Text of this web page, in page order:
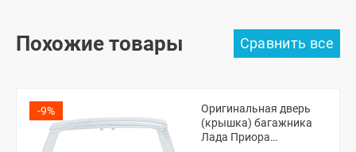
Похожие товары
-9%
Оригинальная дверь
(крышка) багажника
Лада Приора